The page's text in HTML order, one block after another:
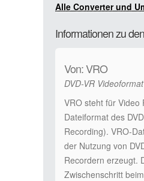
Alle Converter und
Informationen zu
Von: VRO
DVD-VR
VRO steht für Video
Dateiformat des
Recording). VRO-
der Nutzung von
Recordern erzeugt.
Zwischenschritt